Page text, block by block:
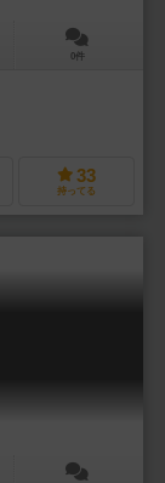
0件
33
持ってる